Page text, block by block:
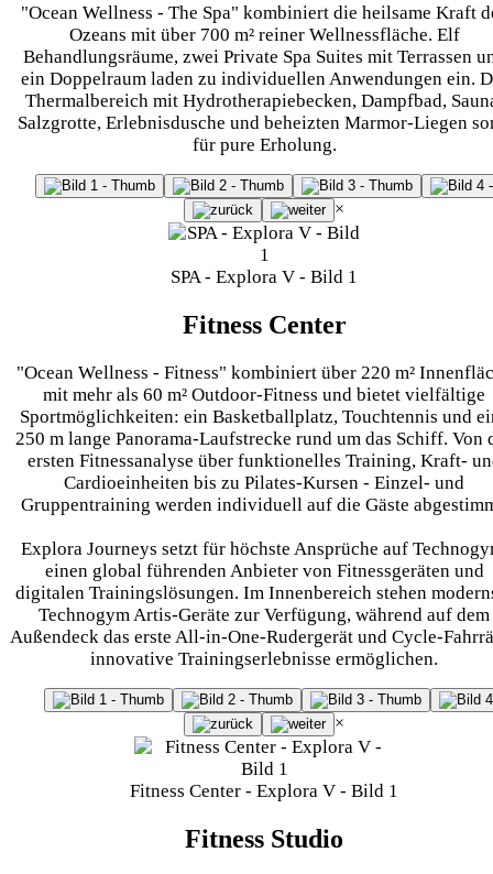
"Ocean Wellness - The Spa" kombiniert die heilsame Kraft
Ozeans mit über 700 m² reiner Wellnessfläche. Elf
Behandlungsräume, zwei Private Spa Suites mit Terrassen
ein Doppelraum laden zu individuellen Anwendungen ein.
Thermalbereich mit Hydrotherapiebecken, Dampfbad,
Salzgrotte, Erlebnisdusche und beheizten Marmor-Liegen
für pure Erholung.
×
SPA - Explora V - Bild 1
Fitness Center
"Ocean Wellness - Fitness" kombiniert über 220 m²
mit mehr als 60 m² Outdoor-Fitness und bietet vielfältige
Sportmöglichkeiten: ein Basketballplatz, Touchtennis und
250 m lange Panorama-Laufstrecke rund um das Schiff. Von
ersten Fitnessanalyse über funktionelles Training, Kraft-
Cardioeinheiten bis zu Pilates-Kursen - Einzel- und
Gruppentraining werden individuell auf die Gäste
Explora Journeys setzt für höchste Ansprüche auf
einen global führenden Anbieter von Fitnessgeräten und
digitalen Trainingslösungen. Im Innenbereich stehen
Technogym Artis-Geräte zur Verfügung, während auf dem
Außendeck das erste All-in-One-Rudergerät und Cycle-
innovative Trainingserlebnisse ermöglichen.
×
Fitness Center - Explora V - Bild 1
Fitness Studio